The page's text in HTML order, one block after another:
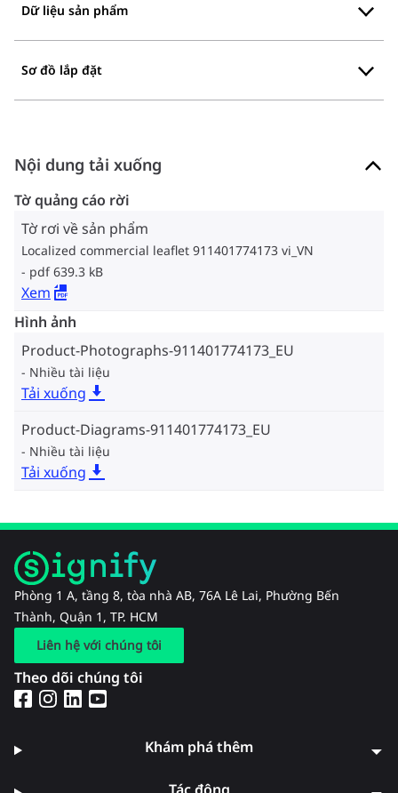
Dữ liệu sản phẩm
Sơ đồ lắp đặt
Nội dung tải xuống
Tờ quảng cáo rời
Tờ rơi về sản phẩm
Localized commercial leaflet 911401774173 vi_VN
pdf 639.3 kB
Xem
Hình ảnh
Product-Photographs-911401774173_EU
Nhiều tài liệu
Tải xuống
Product-Diagrams-911401774173_EU
Nhiều tài liệu
Tải xuống
Phòng 1 A, tầng 8, tòa nhà AB, 76A Lê Lai, Phường Bến
Thành, Quận 1, TP. HCM
Liên hệ với chúng tôi
Theo dõi chúng tôi
Khám phá thêm